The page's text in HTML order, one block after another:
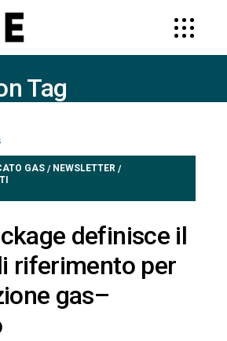
Tag
GAS / NEWSLETTER /
definisce il
riferimento per
gas–